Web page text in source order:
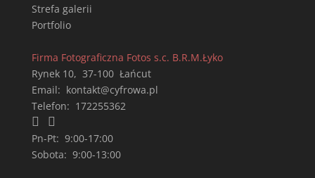
Strefa galerii
Portfolio
Firma Fotograficzna Fotos s.c. B.R.M.Łyko
Rynek 10, 37-100 Łańcut
Email: kontakt@cyfrowa.pl
Telefon: 172255362
 
Pn-Pt: 9:00-17:00
Sobota: 9:00-13:00